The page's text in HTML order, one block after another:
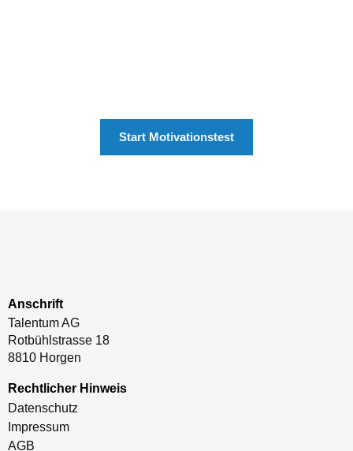
Start Motivationstest
Anschrift
Talentum AG
Rotbühlstrasse 18
8810 Horgen
Rechtlicher Hinweis
Datenschutz
Impressum
AGB